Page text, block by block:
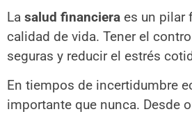
La salud financiera es un pilar
calidad de vida. Tener el
seguras y reducir el estrés
En tiempos de incertidumbre
importante que nunca. Desde